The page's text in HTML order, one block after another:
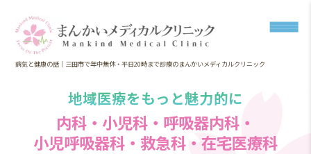
病気と健康の話｜三田市で年中無休・平日20時まで診療のまんかいメディカルクリニック
地域医療をもっと魅力的に
内科・小児科・呼吸器内科・
小児呼吸器科・救急科・在宅医療科